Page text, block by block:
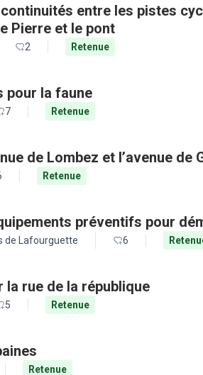
entre les pistes
Pierre et le pont
2 Retenue
pour la faune
7 Retenue
de Lombez et l’avenue de
Retenue
préventifs pour
de Lafourguette 6
la rue de la république
5 Retenue
Retenue